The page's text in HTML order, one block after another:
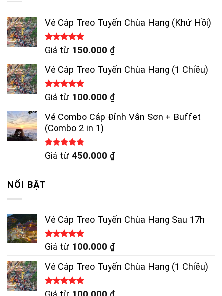
Vé Cáp Treo Tuyến Chùa Hang (Khứ Hồi)
Được xếp
Giá từ 150.000 ₫
Vé Cáp Treo Tuyến Chùa Hang (1 Chiều)
Được xếp
Giá từ 100.000 ₫
Vé Combo Cáp Đỉnh Vân Sơn + Buffet
(Combo 2 in 1)
Được xếp
Giá từ 450.000 ₫
NỔI BẬT
Vé Cáp Treo Tuyến Chùa Hang Sau 17h
Được xếp
Giá từ 100.000 ₫
Vé Cáp Treo Tuyến Chùa Hang (1 Chiều)
Được xếp
Giá từ 100.000 ₫